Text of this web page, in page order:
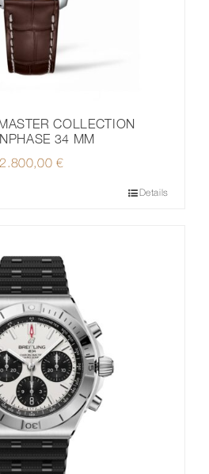
COLLECTION
34 MM
2.800,00€
Details